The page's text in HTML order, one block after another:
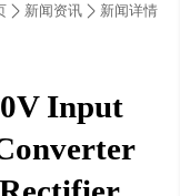
新闻资讯 新闻详情
Input